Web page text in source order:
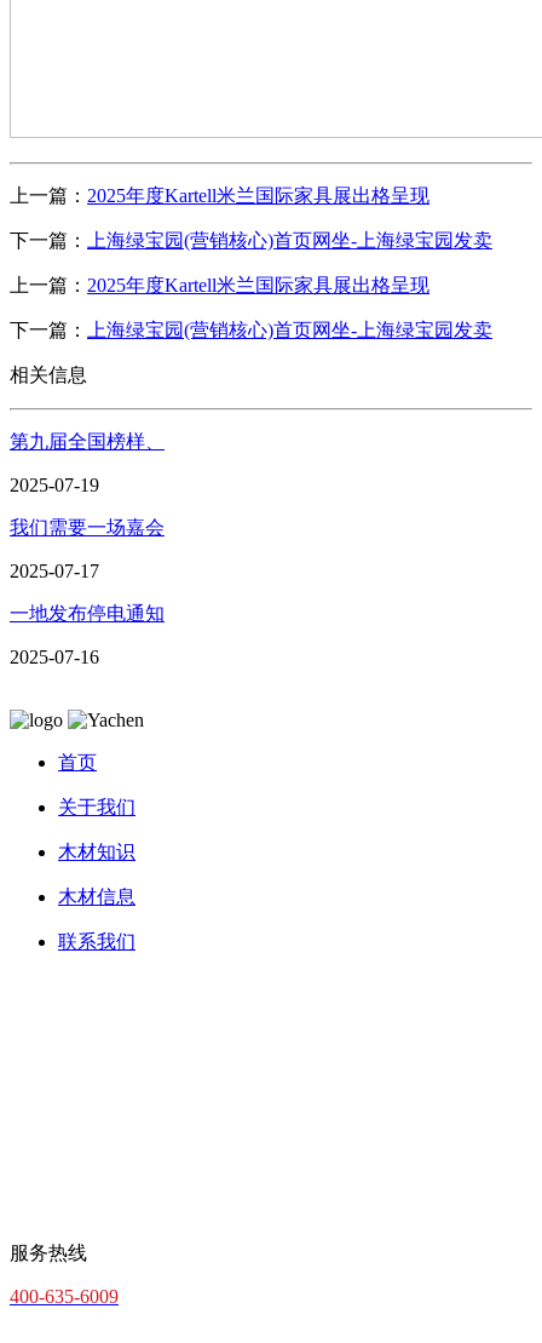
上一篇： 2025年度Kartell米兰国际家具展出格呈现
下一篇： 上海绿宝园(营销核心)首页网坐-上海绿宝园发卖
上一篇： 2025年度Kartell米兰国际家具展出格呈现
下一篇： 上海绿宝园(营销核心)首页网坐-上海绿宝园发卖
相关信息
第九届全国榜样、
2025-07-19
我们需要一场嘉会
2025-07-17
一地发布停电通知
2025-07-16
首页
关于我们
木材知识
木材信息
联系我们
服务热线
400-635-6009